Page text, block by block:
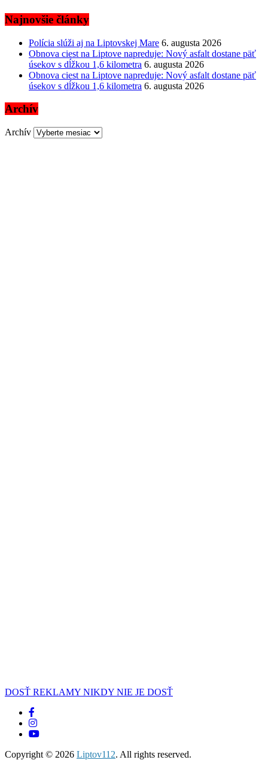
Najnovšie články
Polícia slúži aj na Liptovskej Mare 6. augusta 2026
Obnova ciest na Liptove napreduje: Nový asfalt dostane päť
úsekov s dĺžkou 1,6 kilometra 6. augusta 2026
Obnova ciest na Liptove napreduje: Nový asfalt dostane päť
úsekov s dĺžkou 1,6 kilometra 6. augusta 2026
Archív
Archív
DOSŤ REKLAMY NIKDY NIE JE DOSŤ
Copyright © 2026 Liptov112. All rights reserved.